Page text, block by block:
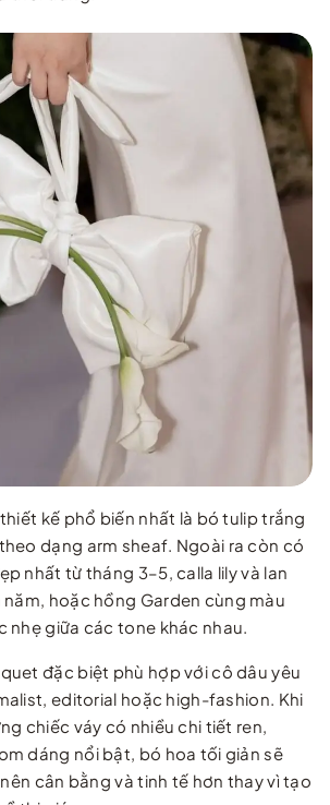
kế phổ biến nhất là bó tulip trắng
dạng arm sheaf. Ngoài ra còn có
nhất từ tháng 3–5, calla lily và lan
hoặc hồng Garden cùng màu
nhẹ giữa các tone khác nhau.
đặc biệt phù hợp với cô dâu yêu
editorial hoặc high-fashion. Khi
chiếc váy có nhiều chi tiết ren,
dáng nổi bật, bó hoa tối giản sẽ
cân bằng và tinh tế hơn thay vì tạo